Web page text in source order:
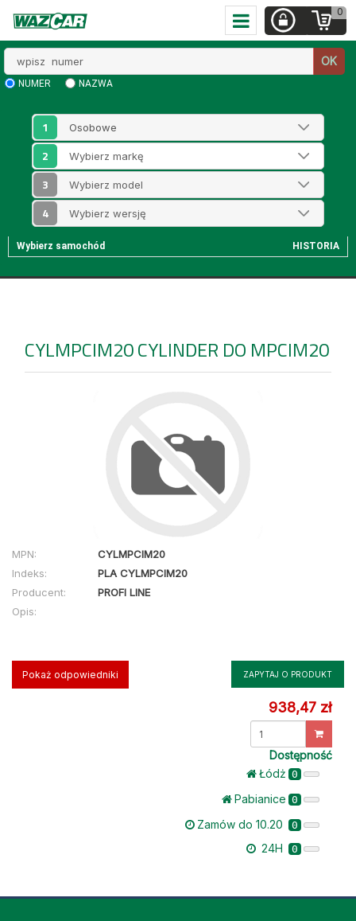
0
numer
OK
NUMER NAZWA
1
2
3
4
Wybierz samochód HISTORIA
CYLMPCIM20CYLINDER DO MPCIM20
MPN:
CYLMPCIM20
Indeks:
PLA CYLMPCIM20
Producent:
PROFI LINE
Opis:
Pokaż odpowiedniki ZAPYTAJ O PRODUKT
938,47 zł
Dostępność
Łódż 0
Pabianice 0
Zamów do 10.20 0
24H 0